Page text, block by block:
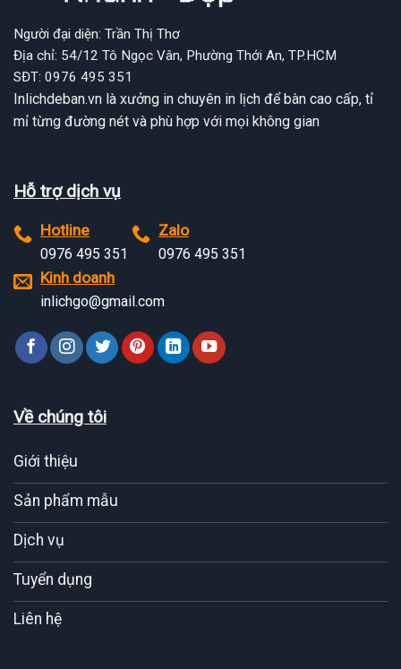
Người đại diện: Trần Thị Thơ
Địa chỉ: 54/12 Tô Ngọc Vân, Phường Thới An, TP.HCM
SĐT: 0976 495 351
Inlichdeban.vn là xưởng in chuyên in lịch để bàn cao cấp, tỉ
mỉ từng đường nét và phù hợp với mọi không gian
Hỗ trợ dịch vụ
Hotline
0976 495 351
Zalo
0976 495 351
Kinh doanh
inlichgo@gmail.com
Về chúng tôi
Giới thiệu
Sản phẩm mẫu
Dịch vụ
Tuyển dụng
Liên hệ